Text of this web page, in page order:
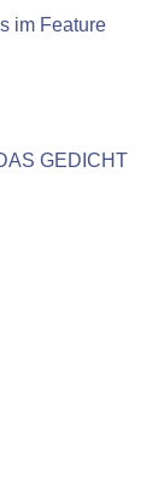
im Feature
GEDICHT